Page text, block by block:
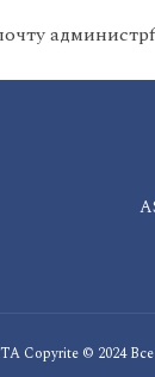
Copyrite © 2024